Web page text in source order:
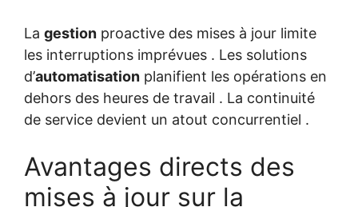
La gestion proactive des mises à jour limite
les interruptions imprévues . Les solutions
d’automatisation planifient les opérations en
dehors des heures de travail . La continuité
de service devient un atout concurrentiel .
Avantages directs des
mises à jour sur la